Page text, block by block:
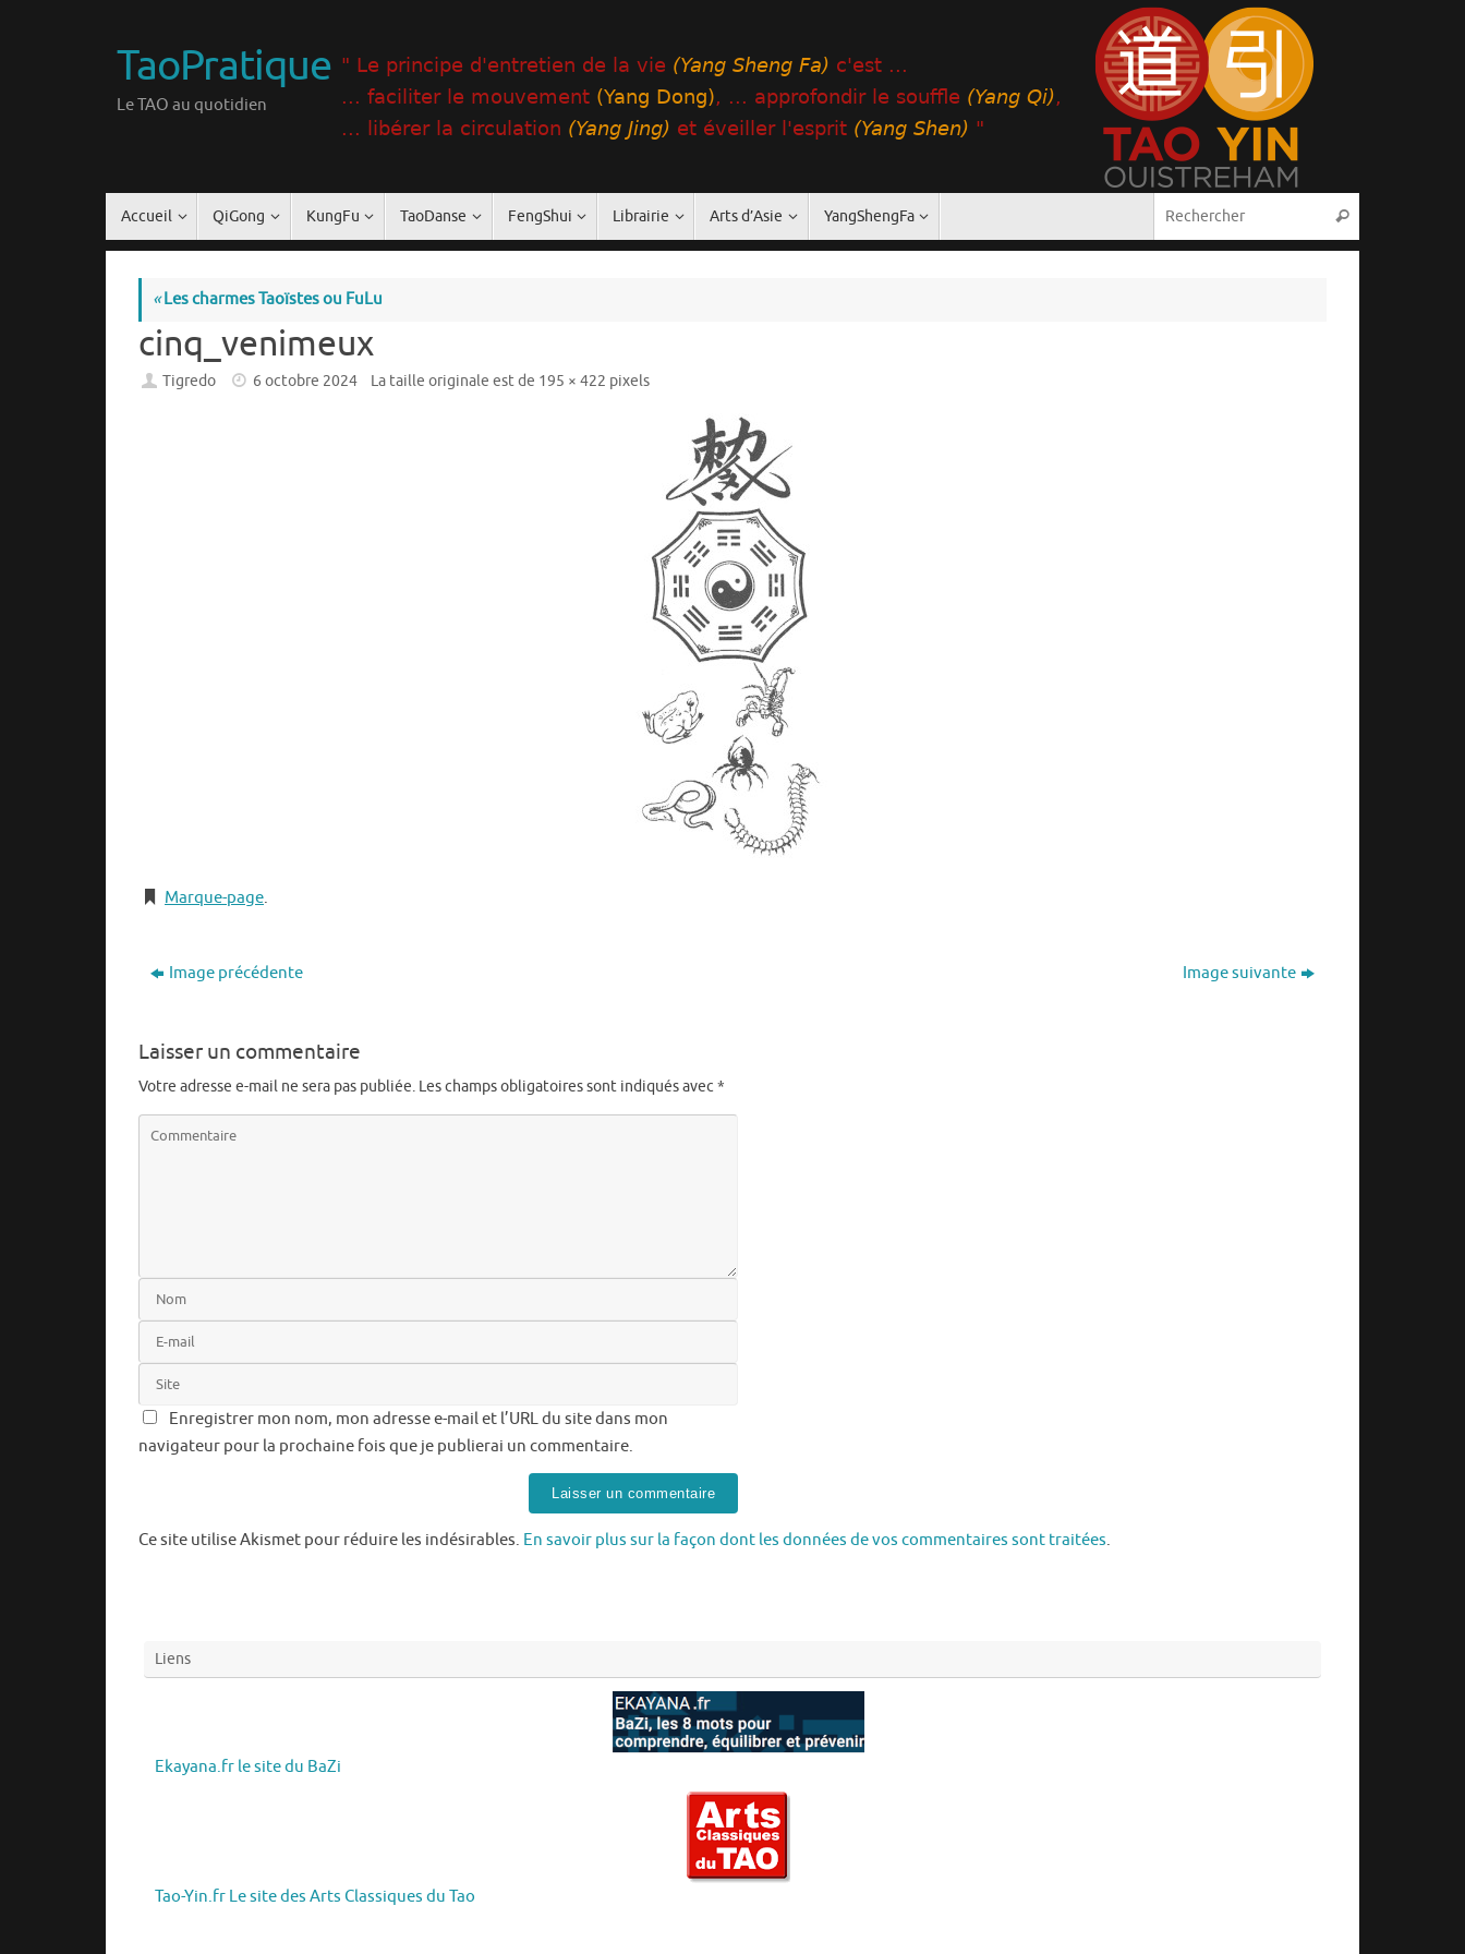
TaoPratique
Le TAO au quotidien
contenu
Accueil QiGong KungFu TaoDanse FengShui Librairie Arts d’Asie YangShengFa Rechercher
«Les charmes Taoïstes ou FuLu
cinq_venimeux
Tigredo 6 octobre 2024 La taille originale est de 195 × 422 pixels
Marque-page.
Image précédente Image suivante
Laisser un commentaire
Votre adresse e-mail ne sera pas publiée. Les champs obligatoires sont indiqués avec*
Enregistrer mon nom, mon adresse e-mail et l’URL du site dans mon
navigateur pour la prochaine fois que je publierai un commentaire.
Ce site utilise Akismet pour réduire les indésirables. En savoir plus sur la façon dont les données de vos commentaires sont traitées.
Liens
Ekayana.fr le site du BaZi
Tao-Yin.fr Le site des Arts Classiques du Tao